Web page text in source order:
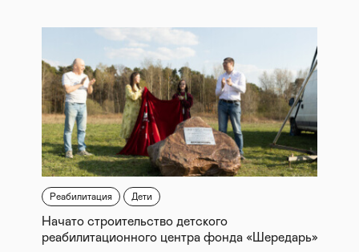
Реабилитация Дети
Начато строительство детского
реабилитационного центра фонда «Шередарь»